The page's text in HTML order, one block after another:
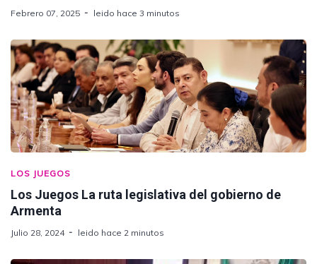
Febrero 07, 2025 leido hace 3 minutos
LOS JUEGOS
Los Juegos La ruta legislativa del gobierno de
Armenta
Julio 28, 2024 leido hace 2 minutos